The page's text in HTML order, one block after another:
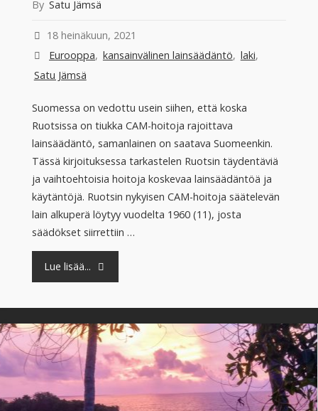
By Satu Jämsä
18 heinäkuun, 2021
Eurooppa, kansainvälinen lainsäädäntö, laki,
Satu Jämsä
Suomessa on vedottu usein siihen, että koska
Ruotsissa on tiukka CAM-hoitoja rajoittava
lainsäädäntö, samanlainen on saatava Suomeenkin.
Tässä kirjoituksessa tarkastelen Ruotsin täydentäviä
ja vaihtoehtoisia hoitoja koskevaa lainsäädäntöä ja
käytäntöjä. Ruotsin nykyisen CAM-hoitoja säätelevän
lain alkuperä löytyy vuodelta 1960 (11), josta
säädökset siirrettiin …
Lue lisää... "CAM-
Euroopassa,
terveisiä
Ruotsista!"